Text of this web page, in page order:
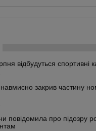
відбудуться спортивні
закрив частину
повідомила про підозру